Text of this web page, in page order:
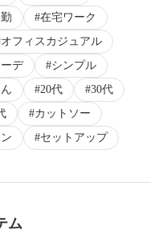
在宅ワーク
オフィスカジュアル
デ
シンプル
20代
30代
カットソー
セットアップ
ム